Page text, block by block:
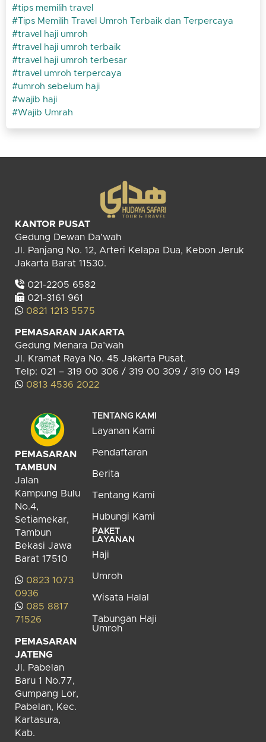
tips memilih travel
Tips Memilih Travel Umroh Terbaik dan Terpercaya
travel haji umroh
travel haji umroh terbaik
travel haji umroh terbesar
travel umroh terpercaya
umroh sebelum haji
wajib haji
Wajib Umrah
KANTOR PUSAT
Gedung Dewan Da’wah
Jl. Panjang No. 12, Arteri Kelapa Dua, Kebon Jeruk
Jakarta Barat 11530.
021-2205 6582
021-3161 961
0821 1213 5575
PEMASARAN JAKARTA
Gedung Menara Da’wah
Jl. Kramat Raya No. 45 Jakarta Pusat.
Telp: 021 – 319 00 306 / 319 00 309 / 319 00 149
0813 4536 2022
PEMASARAN
TAMBUN
Jalan
Kampung Bulu
No.4,
Setiamekar,
Tambun
Bekasi Jawa
Barat 17510
0823 1073
0936
085 8817
71526
PEMASARAN
JATENG
Jl. Pabelan
Baru 1 No.77,
Gumpang Lor,
Pabelan, Kec.
Kartasura,
Kab.
TENTANG KAMI
Layanan Kami
Pendaftaran
Berita
Tentang Kami
Hubungi Kami
PAKET
LAYANAN
Haji
Umroh
Wisata Halal
Tabungan Haji
Umroh